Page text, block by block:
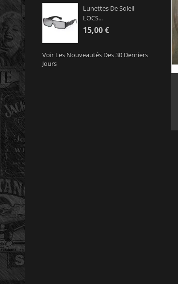
Lunettes De Soleil
LOCS...
15,00 €
Voir Les Nouveautés Des 30 Derniers
Jours